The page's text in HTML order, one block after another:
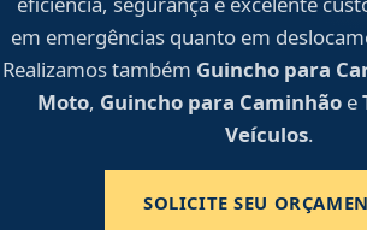
em emergências quanto em
Realizamos também Guincho para
Moto, Guincho para Caminhãoe
Veículos.
SOLICITE SEU